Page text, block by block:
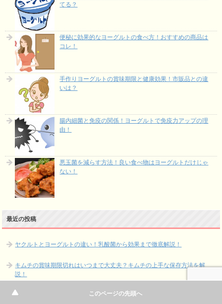
てる？
便秘に効果的なヨーグルトの食べ方！おすすめの商品は
コレ！
手作りヨーグルトの賞味期限と健康効果！市販品との違
いは？
腸内細菌と免疫の関係！ヨーグルトで免疫力アップの理
由！
悪玉菌を減らす方法！良い食べ物はヨーグルトだけじゃ
ない！
最近の投稿
ヤクルトとヨーグルトの違い！乳酸菌から効果まで徹底解説！
キムチの賞味期限切れはいつまで大丈夫？キムチの上手な保存方法を解
説！
手作りキムチが辛い！辛すぎる理由と再利用の方法を解説！
このページの先頭へ